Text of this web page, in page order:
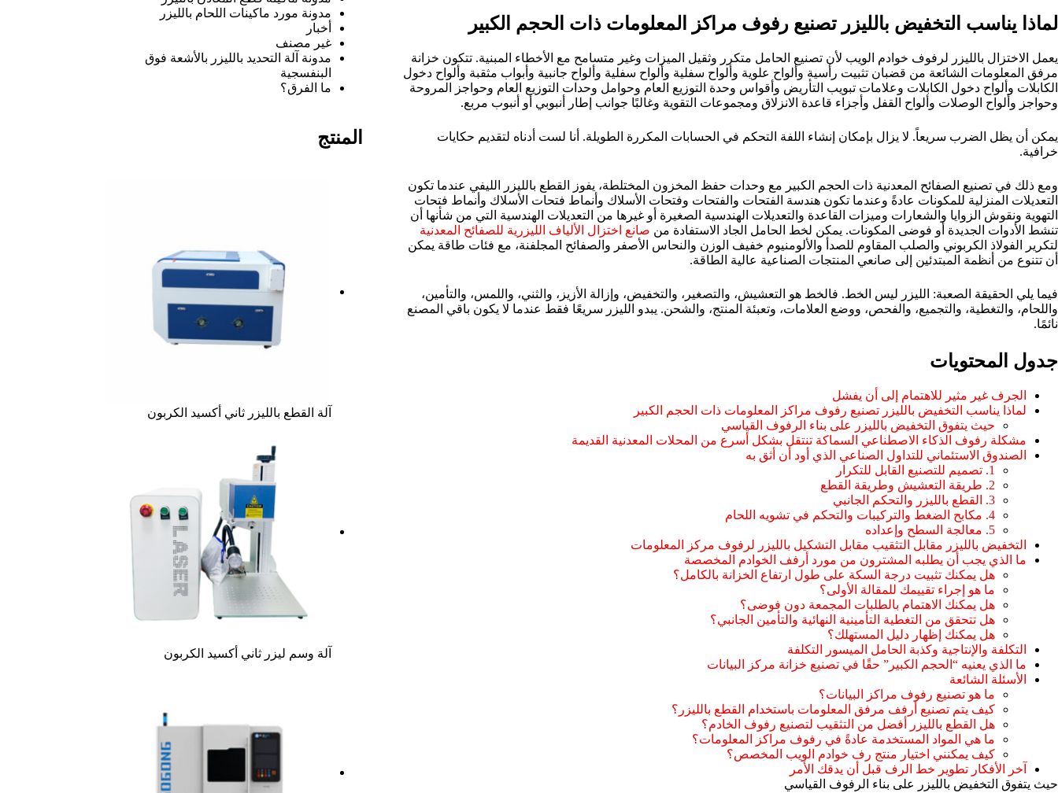
لماذا يناسب التخفيض بالليزر تصنيع رفوف مراكز المعلومات ذات الحجم الكبير
يعمل الاختزال بالليزر لرفوف خوادم الويب لأن تصنيع الحامل متكرر وثقيل الميزات وغير متسامح مع الأخطاء المبنية. تتكون خزانة
مرفق المعلومات الشائعة من قضبان تثبيت رأسية وألواح علوية وألواح سفلية وألواح سفلية وألواح جانبية وأبواب مثقبة وألواح دخول
الكابلات وألواح دخول الكابلات وعلامات تبويب التأريض وأقواس وحدة التوزيع العام وحوامل وحدات التوزيع العام وحواجز المروحة
وحواجز وألواح الوصلات وألواح القفل وأجزاء قاعدة الانزلاق ومجموعات التقوية وغالبًا جوانب إطار أنبوبي أو أنبوب مربع.
يمكن أن يظل الضرب سريعاً. لا يزال بإمكان إنشاء اللفة التحكم في الحسابات المكررة الطويلة. أنا لست أدناه لتقديم حكايات
خرافية.
ومع ذلك في تصنيع الصفائح المعدنية ذات الحجم الكبير مع وحدات حفظ المخزون المختلطة، يفوز القطع بالليزر الليفي عندما تكون
التعديلات المنزلية للمكونات عادةً وعندما تكون هندسة الفتحات والفتحات وفتحات الأسلاك وأنماط فتحات الأسلاك وأنماط فتحات
التهوية ونقوش الزوايا والشعارات وميزات القاعدة والتعديلات الهندسية الصغيرة أو غيرها من التعديلات الهندسية التي من شأنها أن
تنشط الأدوات الجديدة أو فوضى المكونات. يمكن لخط الحامل الجاد الاستفادة من صانع اختزال الألياف الليزرية للصفائح المعدنية
لتكرير الفولاذ الكربوني والصلب المقاوم للصدأ والألومنيوم خفيف الوزن والنحاس الأصفر والصفائح المجلفنة، مع فئات طاقة يمكن
أن تتنوع من أنظمة المبتدئين إلى صانعي المنتجات الصناعية عالية الطاقة.
فيما يلي الحقيقة الصعبة: الليزر ليس الخط. فالخط هو التعشيش، والتصغير، والتخفيض، وإزالة الأزيز، والثني، واللمس، والتأمين،
واللحام، والتغطية، والتجميع، والفحص، ووضع العلامات، وتعبئة المنتج، والشحن. يبدو الليزر سريعًا فقط عندما لا يكون باقي المصنع
نائمًا.
جدول المحتويات
الجرف غير مثير للاهتمام إلى أن يفشل
لماذا يناسب التخفيض بالليزر تصنيع رفوف مراكز المعلومات ذات الحجم الكبير
حيث يتفوق التخفيض بالليزر على بناء الرفوف القياسي
مشكلة رفوف الذكاء الاصطناعي السماكة تنتقل بشكل أسرع من المحلات المعدنية القديمة
الصندوق الاستئماني للتداول الصناعي الذي أود أن أثق به
1. تصميم للتصنيع القابل للتكرار
2. طريقة التعشيش وطريقة القطع
3. القطع بالليزر والتحكم الجانبي
4. مكابح الضغط والتركيبات والتحكم في تشويه اللحام
5. معالجة السطح وإعداده
التخفيض بالليزر مقابل التثقيب مقابل التشكيل بالليزر لرفوف مركز المعلومات
ما الذي يجب أن يطلبه المشترون من مورد أرفف الخوادم المخصصة
هل يمكنك تثبيت درجة السكة على طول ارتفاع الخزانة بالكامل؟
ما هو إجراء تقييمك للمقالة الأولى؟
هل يمكنك الاهتمام بالطلبات المجمعة دون فوضى؟
هل تتحقق من التغطية التأمينية النهائية والتأمين الجانبي؟
هل يمكنك إظهار دليل المستهلك؟
التكلفة والإنتاجية وكذبة الحامل الميسور التكلفة
ما الذي يعنيه “الحجم الكبير” حقًا في تصنيع خزانة مركز البيانات
الأسئلة الشائعة
ما هو تصنيع رفوف مراكز البيانات؟
كيف يتم تصنيع أرفف مرفق المعلومات باستخدام القطع بالليزر؟
هل القطع بالليزر أفضل من التثقيب لتصنيع رفوف الخادم؟
ما هي المواد المستخدمة عادةً في رفوف مراكز المعلومات؟
كيف يمكنني اختيار منتج رف خوادم الويب المخصص؟
آخر الأفكار تطوير خط الرف قبل أن يدقك الأمر
حيث يتفوق التخفيض بالليزر على بناء الرفوف القياسي
مدونة مورد ماكينات اللحام بالليزر
أخبار
غير مصنف
مدونة آلة التحديد بالليزر بالأشعة فوق
البنفسجية
ما الفرق؟
المنتج
آلة القطع بالليزر ثاني أكسيد الكربون
آلة وسم ليزر ثاني أكسيد الكربون